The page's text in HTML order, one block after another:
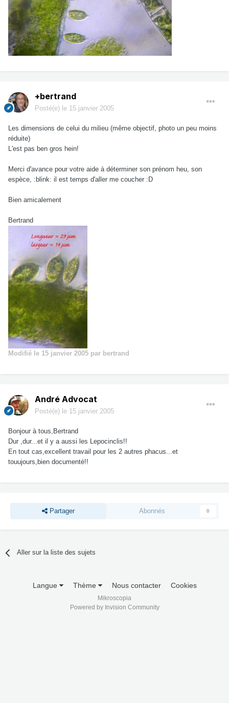
+bertrand
Posté(e) le 15 janvier 2005
Les dimensions de celui du milieu (même objectif, photo un peu moins
réduite)
L'est pas ben gros hein!
Merci d'avance pour votre aide à déterminer son prénom heu, son
espèce, :blink: il est temps d'aller me coucher :D
Bien amicalement
Bertrand
Modifié le 15 janvier 2005 par bertrand
André Advocat
Posté(e) le 15 janvier 2005
Bonjour à tous,Bertrand
Dur ,dur...et il y a aussi les Lepocinclis!!
En tout cas,excellent travail pour les 2 autres phacus...et
touujours,bien documenté!!
Partager Abonnés 0
Aller sur la liste des sujets
Langue Thème Nous contacter Cookies
Mikroscopia
Powered by Invision Community